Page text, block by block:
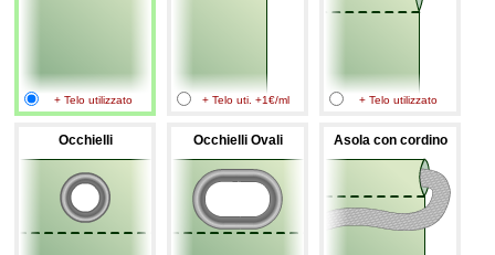
+ Telo utilizzato + Telo uti. +1€/ml + Telo utilizzato
Occhielli Occhielli Ovali Asola con cordino